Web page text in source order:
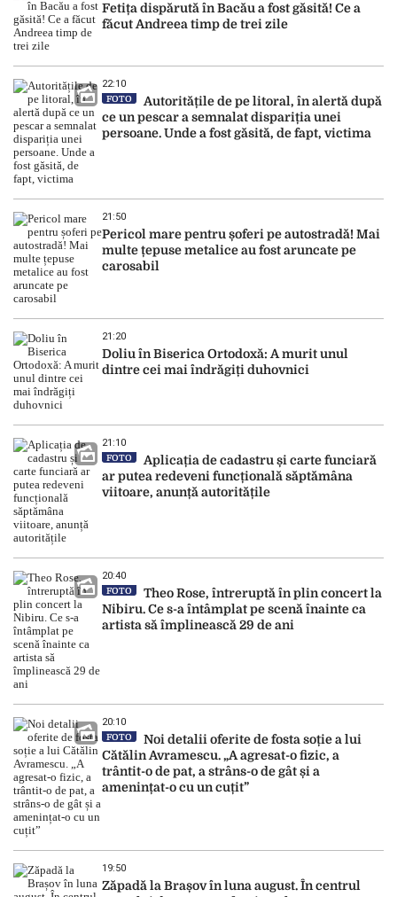
Fetița dispărută în Bacău a fost găsită! Ce a
făcut Andreea timp de trei zile
22:10
FOTO
Autoritățile de pe litoral, în alertă după
ce un pescar a semnalat dispariția unei
persoane. Unde a fost găsită, de fapt, victima
21:50
Pericol mare pentru șoferi pe autostradă! Mai
multe țepuse metalice au fost aruncate pe
carosabil
21:20
Doliu în Biserica Ortodoxă: A murit unul
dintre cei mai îndrăgiți duhovnici
21:10
FOTO
Aplicația de cadastru și carte funciară
ar putea redeveni funcțională săptămâna
viitoare, anunță autoritățile
20:40
FOTO
Theo Rose, întreruptă în plin concert la
Nibiru. Ce s-a întâmplat pe scenă înainte ca
artista să împlinească 29 de ani
20:10
FOTO
Noi detalii oferite de fosta soție a lui
Cătălin Avramescu. „A agresat-o fizic, a
trântit-o de pat, a strâns-o de gât și a
amenințat-o cu un cuțit”
19:50
Zăpadă la Brașov în luna august. În centrul